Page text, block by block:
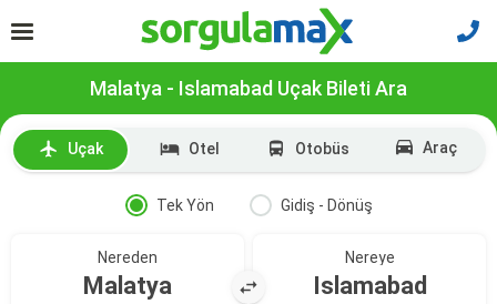
Malatya - Islamabad Uçak Bileti Ara
Uçak Otel Otobüs Araç
Tek Yön Gidiş - Dönüş
Nereden
Malatya
Nereye
Islamabad